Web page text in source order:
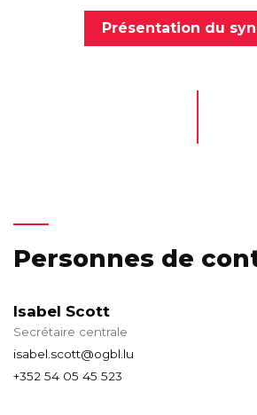
Présentation du
Personnes de
Isabel Scott
Secrétaire centrale
isabel.scott@ogbl.lu
+352 54 05 45 523